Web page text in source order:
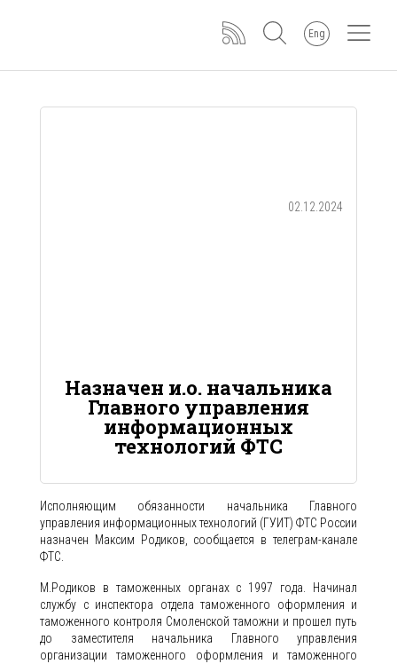
Eng
02.12.2024
Назначен и.о. начальника
Главного управления
информационных
технологий ФТС
Исполняющим обязанности начальника Главного
управления информационных технологий (ГУИТ) ФТС России
назначен Максим Родиков, сообщается в телеграм-канале
ФТС.
М.Родиков в таможенных органах с 1997 года. Начинал
службу с инспектора отдела таможенного оформления и
таможенного контроля Смоленской таможни и прошел путь
до заместителя начальника Главного управления
организации таможенного оформления и таможенного